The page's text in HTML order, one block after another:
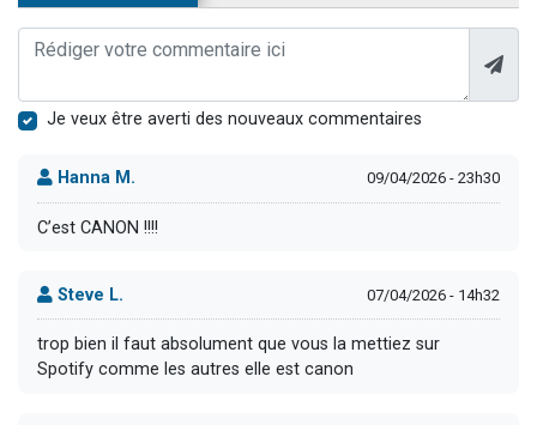
Je veux être averti des nouveaux commentaires
Hanna M. 09/04/2026 - 23h30
C’est CANON !!!!
Steve L. 07/04/2026 - 14h32
trop bien il faut absolument que vous la mettiez sur
Spotify comme les autres elle est canon